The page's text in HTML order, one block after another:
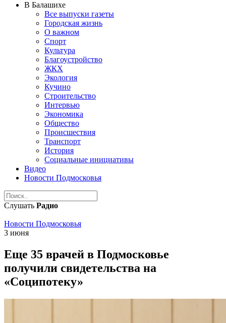
В Балашихе
Все выпуски газеты
Городская жизнь
О важном
Спорт
Культура
Благоустройство
ЖКХ
Экология
Кучино
Строительство
Интервью
Экономика
Общество
Происшествия
Транспорт
История
Социальные инициативы
Видео
Новости Подмосковья
Слушать Радио
Новости Подмосковья
3 июня
Еще 35 врачей в Подмосковье
получили свидетельства на
«Соципотеку»